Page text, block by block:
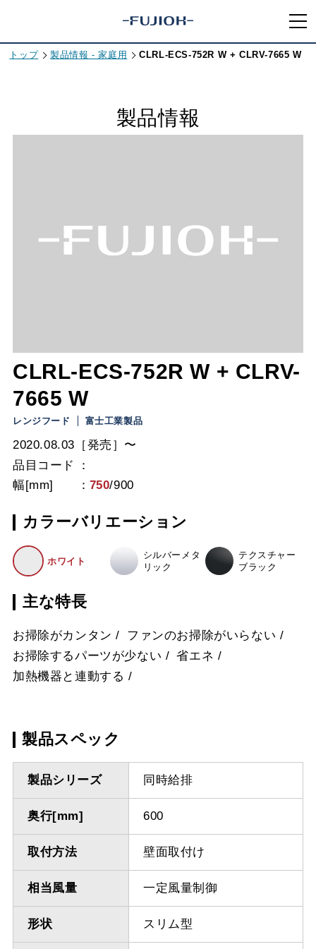
トップ 製品情報 - 家庭用 CLRL-ECS-752R W + CLRV-7665 W
製品情報
CLRL-ECS-752R W + CLRV-
7665 W
レンジフード 富士工業製品
2020.08.03［発売］〜
品目コード
幅[mm]
750/900
カラーバリエーション
ホワイト
シルバーメタ
リック
テクスチャー
ブラック
主な特長
お掃除がカンタン
ファンのお掃除がいらない
お掃除するパーツが少ない
省エネ
加熱機器と連動する
製品スペック
製品シリーズ 同時給排
奥行[mm] 600
取付方法 壁面取付け
相当風量 一定風量制御
形状 スリム型